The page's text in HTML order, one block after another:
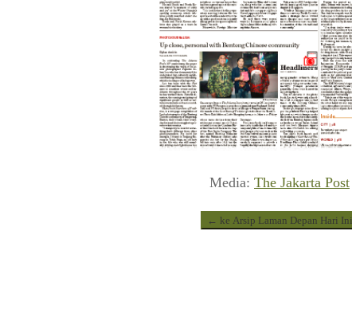
Media: The Jakarta Post
← ke Arsip Laman Depan Hari Ini